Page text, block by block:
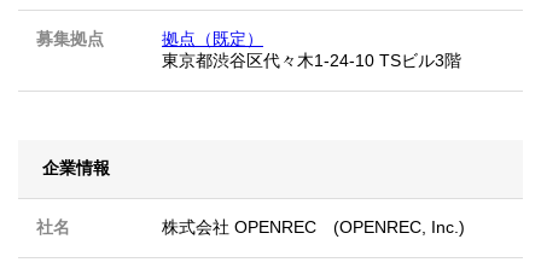
募集拠点
拠点（既定）
東京都渋谷区代々木1-24-10 TSビル3階
企業情報
社名 株式会社 OPENREC (OPENREC, Inc.)